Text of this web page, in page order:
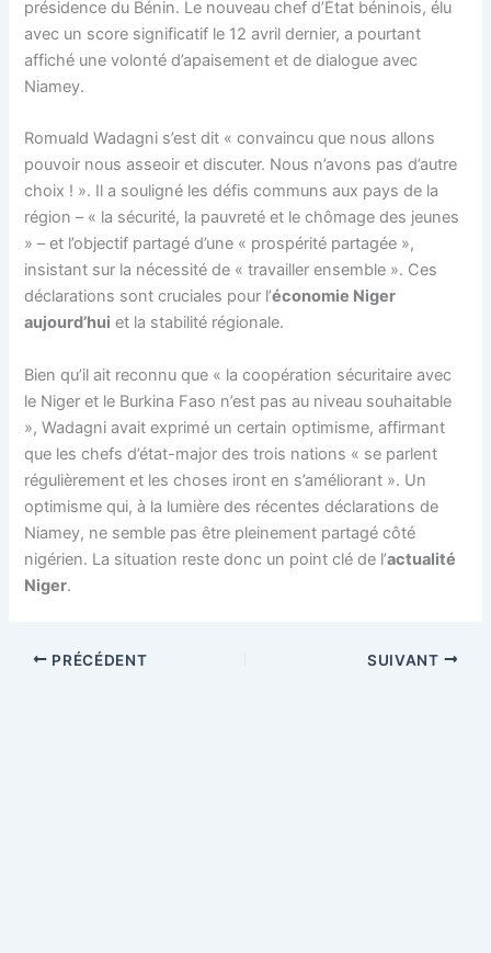
présidence du Bénin. Le nouveau chef d’État béninois, élu
avec un score significatif le 12 avril dernier, a pourtant
affiché une volonté d’apaisement et de dialogue avec
Niamey.
Romuald Wadagni s’est dit « convaincu que nous allons
pouvoir nous asseoir et discuter. Nous n’avons pas d’autre
choix ! ». Il a souligné les défis communs aux pays de la
région – « la sécurité, la pauvreté et le chômage des jeunes
» – et l’objectif partagé d’une « prospérité partagée »,
insistant sur la nécessité de « travailler ensemble ». Ces
déclarations sont cruciales pour l’économie Niger
aujourd’hui et la stabilité régionale.
Bien qu’il ait reconnu que « la coopération sécuritaire avec
le Niger et le Burkina Faso n’est pas au niveau souhaitable
», Wadagni avait exprimé un certain optimisme, affirmant
que les chefs d’état-major des trois nations « se parlent
régulièrement et les choses iront en s’améliorant ». Un
optimisme qui, à la lumière des récentes déclarations de
Niamey, ne semble pas être pleinement partagé côté
nigérien. La situation reste donc un point clé de l’actualité
Niger.
PRÉCÉDENT SUIVANT